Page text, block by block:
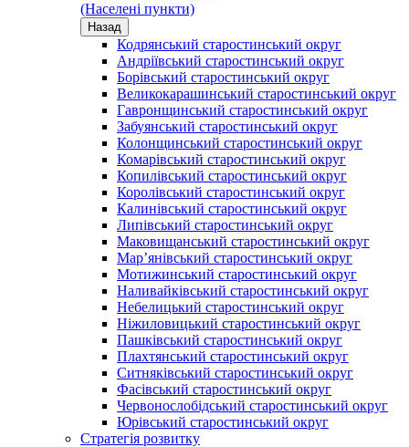
(Населені пункти)
Назад
Кодрянський старостинський округ
Андріївський старостинський округ
Борівський старостинський округ
Великокарашинський старостинський округ
Гавронщинський старостинський округ
Забуянський старостинський округ
Колонщинський старостинський округ
Комарівський старостинський округ
Копилівський старостинський округ
Королівський старостинський округ
Калинівський старостинський округ
Липівський старостинський округ
Маковищанський старостинський округ
Мар’янівський старостинський округ
Мотижинський старостинський округ
Наливайківський старостинський округ
Небелицький старостинський округ
Ніжиловицький старостинський округ
Пашківський старостинський округ
Плахтянський старостинський округ
Ситняківський старостинський округ
Фасівський старостинський округ
Червонослобідський старостинський округ
Юрівський старостинський округ
Стратегія розвитку